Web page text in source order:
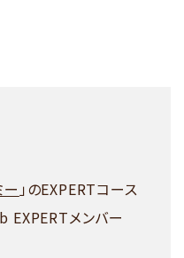
」のEXPERTコース
メンバー